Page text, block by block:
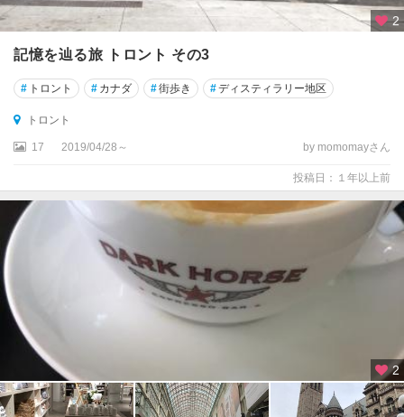
ラ
ン
ド
ラ
ラ
ド
州
ニ
フ
ァ
ン
ン
ド
2
記憶を辿る旅 トロント その3
# トロント # カナダ #街歩き #ディスティラリー地区
トロント
17 2019/04/28～ by momomayさん
投稿日：１年以上前
2